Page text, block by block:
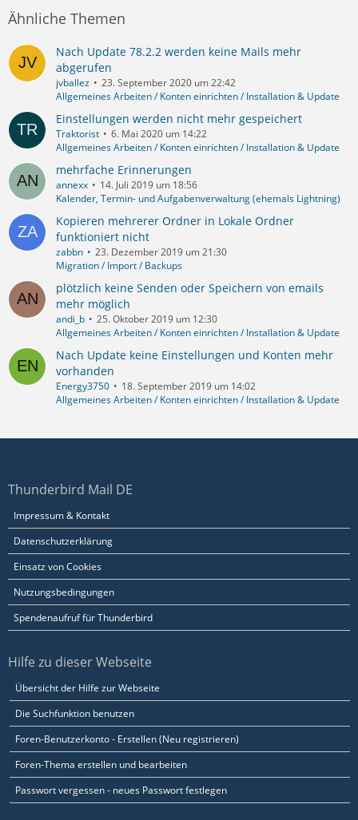
Ähnliche Themen
Nach Update 78.2.2 werden keine Mails mehr
abgerufen
jvballez
23. September 2020 um 22:42
Allgemeines Arbeiten / Konten einrichten / Installation & Update
Einstellungen werden nicht mehr gespeichert
Traktorist
6. Mai 2020 um 14:22
Allgemeines Arbeiten / Konten einrichten / Installation & Update
mehrfache Erinnerungen
annexx
14. Juli 2019 um 18:56
Kalender, Termin- und Aufgabenverwaltung (ehemals Lightning)
Kopieren mehrerer Ordner in Lokale Ordner
funktioniert nicht
zabbn
23. Dezember 2019 um 21:30
Migration / Import / Backups
plötzlich keine Senden oder Speichern von emails
mehr möglich
andi_b
25. Oktober 2019 um 12:30
Allgemeines Arbeiten / Konten einrichten / Installation & Update
Nach Update keine Einstellungen und Konten mehr
vorhanden
Energy3750
18. September 2019 um 14:02
Allgemeines Arbeiten / Konten einrichten / Installation & Update
Thunderbird Mail DE
Impressum & Kontakt
Datenschutzerklärung
Einsatz von Cookies
Nutzungsbedingungen
Spendenaufruf für Thunderbird
Hilfe zu dieser Webseite
Übersicht der Hilfe zur Webseite
Die Suchfunktion benutzen
Foren-Benutzerkonto - Erstellen (Neu registrieren)
Foren-Thema erstellen und bearbeiten
Passwort vergessen - neues Passwort festlegen